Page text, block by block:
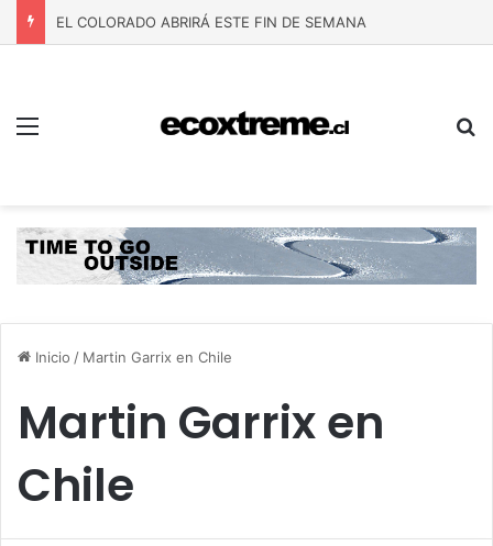
EL COLORADO ABRIRÁ ESTE FIN DE SEMANA
Menú
Inicio / Martin Garrix en Chile
Martin Garrix en
Chile